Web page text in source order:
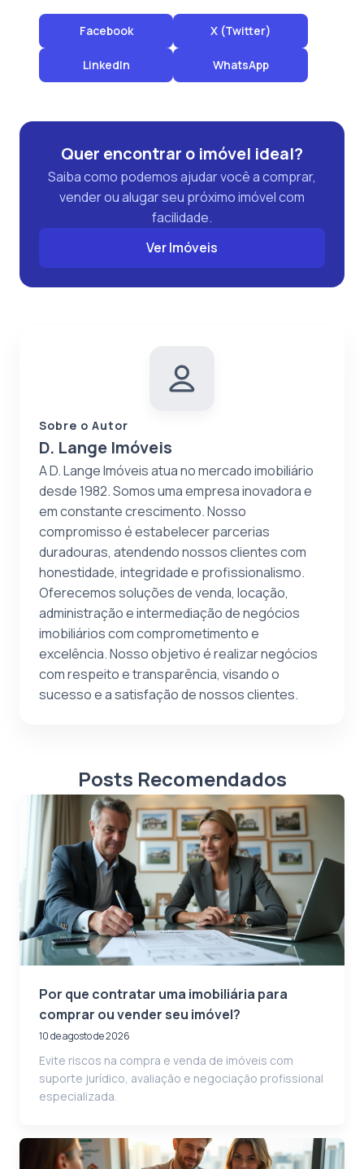
Facebook X (Twitter)
LinkedIn WhatsApp
Quer encontrar o imóvel ideal?
Saiba como podemos ajudar você a comprar,
vender ou alugar seu próximo imóvel com
facilidade.
Ver Imóveis
Sobre o Autor
D. Lange Imóveis
A D. Lange Imóveis atua no mercado imobiliário
desde 1982. Somos uma empresa inovadora e
em constante crescimento. Nosso
compromisso é estabelecer parcerias
duradouras, atendendo nossos clientes com
honestidade, integridade e profissionalismo.
Oferecemos soluções de venda, locação,
administração e intermediação de negócios
imobiliários com comprometimento e
excelência. Nosso objetivo é realizar negócios
com respeito e transparência, visando o
sucesso e a satisfação de nossos clientes.
Posts Recomendados
Por que contratar uma imobiliária para
comprar ou vender seu imóvel?
10 de agosto de 2026
Evite riscos na compra e venda de imóveis com
suporte jurídico, avaliação e negociação profissional
especializada.